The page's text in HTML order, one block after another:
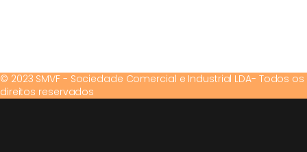
© 2023 SMVF - Sociedade Comercial e Industrial LDA- Todos os
direitos reservados